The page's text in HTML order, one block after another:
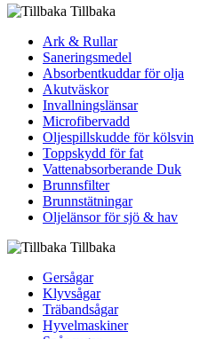
Tillbaka
Ark & Rullar
Saneringsmedel
Absorbentkuddar för olja
Akutväskor
Invallningslänsar
Microfibervadd
Oljespillskudde för kölsvin
Toppskydd för fat
Vattenabsorberande Duk
Brunnsfilter
Brunnstätningar
Oljelänsor för sjö & hav
Tillbaka
Gersågar
Klyvsågar
Träbandsågar
Hyvelmaskiner